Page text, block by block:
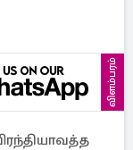
விளம்பரம்